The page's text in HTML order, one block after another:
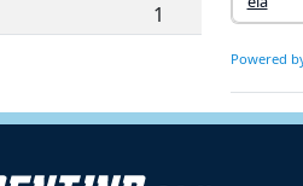
1
Powered